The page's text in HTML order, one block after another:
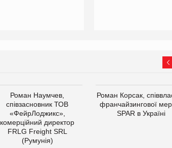
Роман Наумчев,
співзасновник ТОВ
«ФейрЛоджикс»,
комерційний директор
FRLG Freight SRL
(Румунія)
Роман Корсак,
франчайзингової
SPAR в Україні